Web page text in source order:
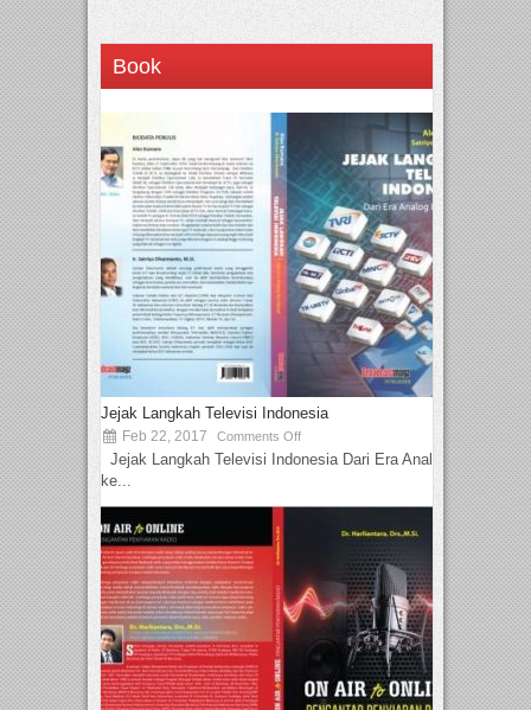
Book
Jejak Langkah Televisi Indonesia
Feb 22, 2017 Comments Off
Jejak Langkah Televisi Indonesia Dari Era Analog
ke...